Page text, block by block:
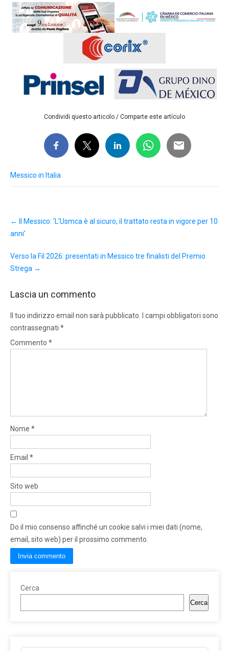
Condividi questo articolo / Comparte este artículo
Messico in Italia
navigation
←
Il Messico: ‘L’Usmca è al sicuro, il trattato resta in vigore per 10
anni’
Verso la Fil 2026: presentati in Messico tre finalisti del Premio
Strega →
Lascia un commento
Il tuo indirizzo email non sarà pubblicato.
I campi obbligatori sono
contrassegnati *
Commento *
Nome *
Email *
Sito web
Do il mio consenso affinché un cookie salvi i miei dati (nome,
email, sito web) per il prossimo commento.
Cerca
Cerca